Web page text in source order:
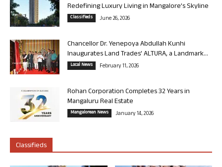
Redefining Luxury Living in Mangalore’s Skyline
Classifieds June 26, 2026
Chancellor Dr. Yenepoya Abdullah Kunhi
Inaugurates Land Trades’ ALTURA, a Landmark...
Local News February 11, 2026
Rohan Corporation Completes 32 Years in
Mangaluru Real Estate
Mangalorean News January 14, 2026
Classifieds